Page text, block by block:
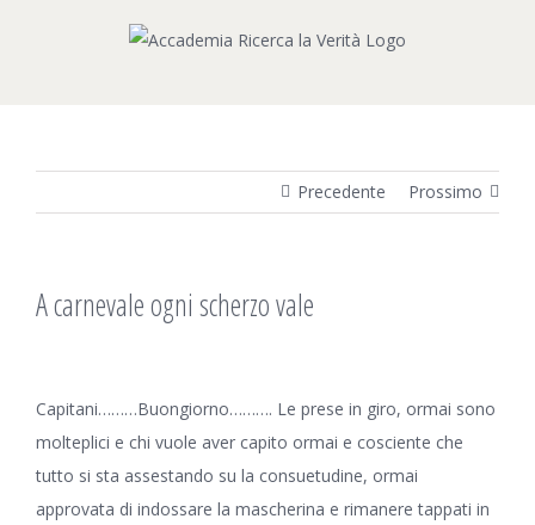
Precedente Prossimo
A carnevale ogni scherzo vale
immagine
Capitani………Buongiorno………. Le prese in giro, ormai sono
molteplici e chi vuole aver capito ormai e cosciente che
tutto si sta assestando su la consuetudine, ormai
approvata di indossare la mascherina e rimanere tappati in